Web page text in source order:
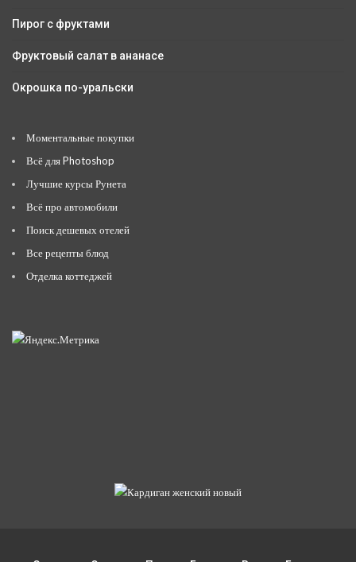
Пирог с фруктами
Фруктовый салат в ананасе
Окрошка по-уральски
Моментальные покупки
Всё для Photoshop
Лучшие курсы Рунета
Всё про автомобили
Поиск дешевых отелей
Все рецепты блюд
Отделка коттеджей